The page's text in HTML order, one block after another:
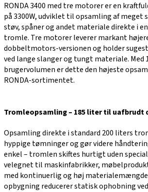
RONDA 3400 med tre motorer er en
på 3300W, udviklet til opsamling af
støv, spåner og andet materiale direkte i
tromle. Tre motorer leverer markant
dobbeltmotors-versionen og holder
ved lange slanger og tungt materiale. Med
brugervolumen er dette den højeste
RONDA-sortimentet.
Tromleopsamling – 185 liter til uafbrudt
Opsamling direkte i standard 200 liters
hyppige tømninger og gør videre
enkel – tromlen skiftes hurtigt uden
velegnet til maskinfabrikker,
med kontinuerlig og høj
opbygning reducerer statisk ophobning